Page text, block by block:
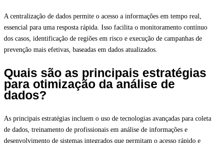
A centralização de dados permite o acesso a informações em tempo real,
essencial para uma resposta rápida. Isso facilita o monitoramento contínuo
dos casos, identificação de regiões em risco e execução de campanhas de
prevenção mais efetivas, baseadas em dados atualizados.
Quais são as principais estratégias
para otimização da análise de
dados?
As principais estratégias incluem o uso de tecnologias avançadas para coleta
de dados, treinamento de profissionais em análise de informações e
desenvolvimento de sistemas integrados que permitam o acesso rápido e